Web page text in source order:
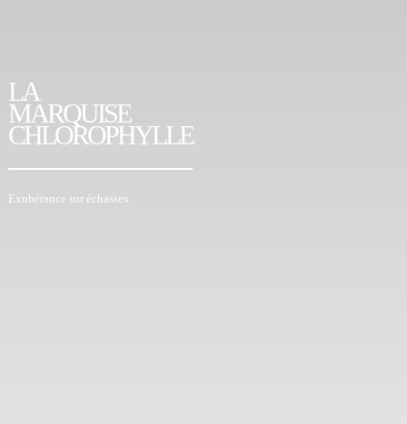
LA
MARQUISE
CHLOROPHYLLE
Exubérance sur échasses.